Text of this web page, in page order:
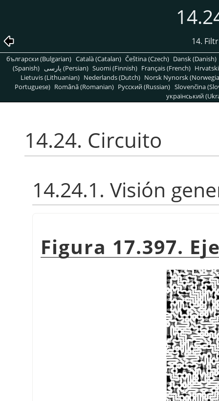
14.
български (Bulgarian) Català (Catalan) Čeština (Czech) Dansk (Danish)
(Spanish)
پارسی (Persian) Suomi (Finnish) Français (French)
Lietuvis (Lithuanian) Nederlands (Dutch) Norsk Nynorsk
Portuguese) Română (Romanian) Pусский (Russian) Slovenčina
український
14.24. Circuito
14.24.1. Visión
Figura 17.397.